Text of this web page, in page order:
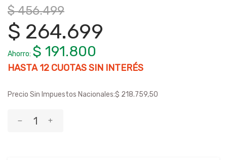
$ 456.499
$ 264.699
Ahorro: $ 191.800
HASTA12 CUOTAS SIN INTERÉS
Precio Sin Impuestos Nacionales:$ 218.759,50